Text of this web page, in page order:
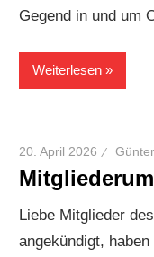
Gegend in und um
Weiterlesen
20. April 2026
Liebe Mitglieder
angekündigt,